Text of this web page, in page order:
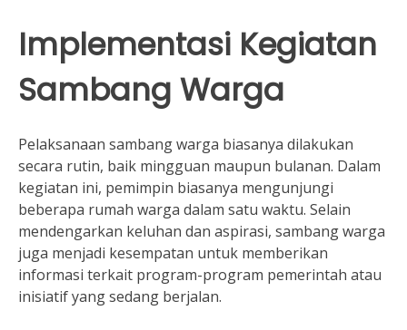
Implementasi Kegiatan
Sambang Warga
Pelaksanaan sambang warga biasanya dilakukan
secara rutin, baik mingguan maupun bulanan. Dalam
kegiatan ini, pemimpin biasanya mengunjungi
beberapa rumah warga dalam satu waktu. Selain
mendengarkan keluhan dan aspirasi, sambang warga
juga menjadi kesempatan untuk memberikan
informasi terkait program-program pemerintah atau
inisiatif yang sedang berjalan.